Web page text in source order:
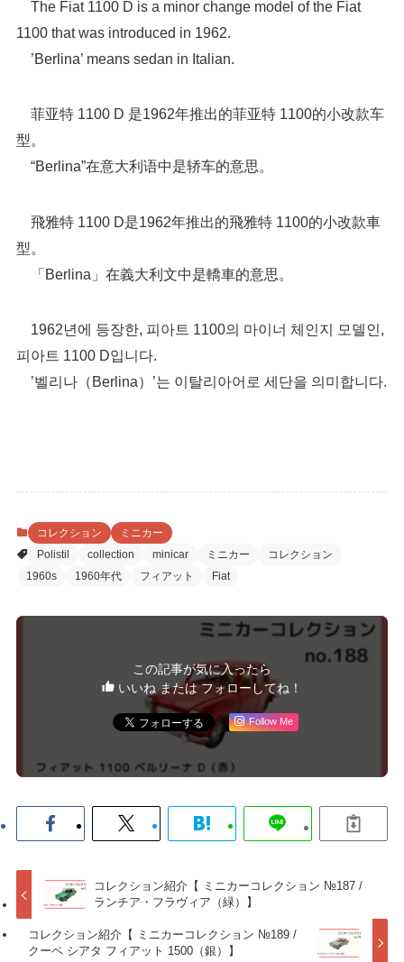
The Fiat 1100 D is a minor change model of the Fiat
1100 that was introduced in 1962.
’Berlina’ means sedan in Italian.
菲亚特 1100 D 是1962年推出的菲亚特 1100的小改款车
型。
“Berlina”在意大利语中是轿车的意思。
飛雅特 1100 D是1962年推出的飛雅特 1100的小改款車
型。
「Berlina」在義大利文中是轎車的意思。
1962년에 등장한, 피아트 1100의 마이너 체인지 모델인,
피아트 1100 D입니다.
’벨리나（Berlina）’는 이탈리아어로 세단을 의미합니다.
コレクション
ミニカー
Polistil
collection minicar ミニカー
コレクション
1960s
1960年代 フィアット Fiat
この記事が気に入ったら
いいね または フォローしてね！
Follow Me
コレクション紹介【 ミニカーコレクション №187 /
ランチア・フラヴィア（緑）】
コレクション紹介【 ミニカーコレクション №189 /
クーペ シアタ フィアット 1500（銀）】